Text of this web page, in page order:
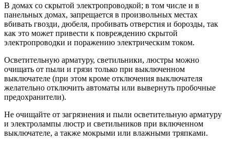
В домах со скрытой электропроводкой; в том числе и в
панельных домах, запрещается в произвольных местах
вбивать гвозди, дюбеля, пробивать отверстия и борозды, так
как это может привести к повреждению скрытой
электропроводки и поражению электрическим током.
Осветительную арматуру, светильники, люстры можно
очищать от пыли и грязи только при выключенном
выключателе (при этом кроме отключения выключателя
желательно отключить автоматы или вывернуть пробочные
предохранители).
Не очищайте от загрязнения и пыли осветительную арматуру
и электролампы люстр и светильников при включенном
выключателе, а также мокрыми или влажными тряпками.